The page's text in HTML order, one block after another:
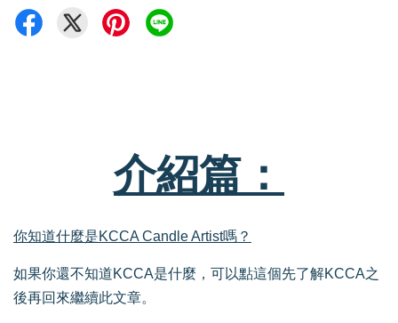
介紹篇：
你知道什麼是KCCA Candle Artist嗎？
如果你還不知道KCCA是什麼，可以點這個先了解KCCA之
後再回來繼續此文章。